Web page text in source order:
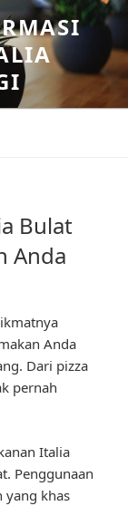
Bulat
Anda
Anda
Dari pizza
pernah
Italia
Penggunaan
yang khas